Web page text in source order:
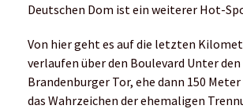
Deutschen Dom ist ein weiterer Hot-
Von hier geht es auf die letzten
verlaufen über den Boulevard Unter
Brandenburger Tor, ehe dann 150
das Wahrzeichen der ehemaligen